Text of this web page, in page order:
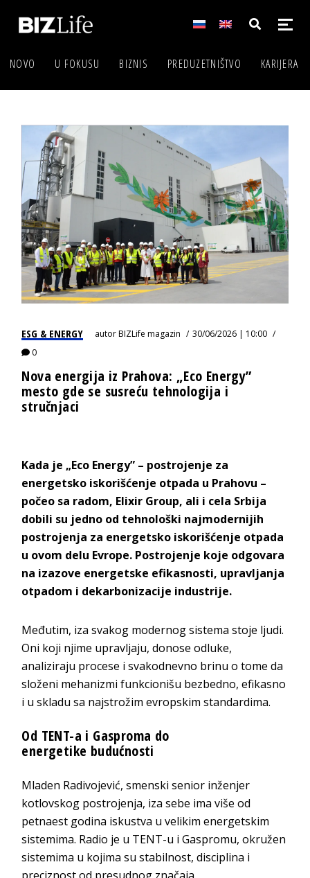
NOVO U FOKUSU BIZNIS PREDUZETNIŠTVO KARIJERA
ESG & ENERGY autorBIZLife magazin
30/06/2026 | 10:00
0
Nova energija iz Prahova: „Eco Energy”
mesto gde se susreću tehnologija i
stručnjaci
Kada je „Eco Energy” – postrojenje za
energetsko iskorišćenje otpada u Prahovu –
počeo sa radom, Elixir Group, ali i cela Srbija
dobili su jedno od tehnološki najmodernijih
postrojenja za energetsko iskorišćenje otpada
u ovom delu Evrope. Postrojenje koje odgovara
na izazove energetske efikasnosti, upravljanja
otpadom i dekarbonizacije industrije.
Međutim, iza svakog modernog sistema stoje ljudi.
Oni koji njime upravljaju, donose odluke,
analiziraju procese i svakodnevno brinu o tome da
složeni mehanizmi funkcionišu bezbedno, efikasno
i u skladu sa najstrožim evropskim standardima.
Od TENT-a i Gasproma do
energetike budućnosti
Mladen Radivojević, smenski senior inženjer
kotlovskog postrojenja, iza sebe ima više od
petnaest godina iskustva u velikim energetskim
sistemima. Radio je u TENT-u iGaspromu, okružen
sistemima u kojima su stabilnost, disciplina i